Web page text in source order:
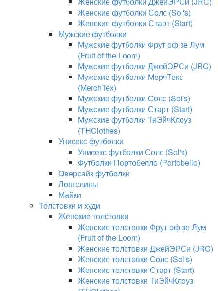
Женские футболки Солс (Sol's)
Женские футболки Старт (Start)
Мужские футболки
Мужские футболки Фрут оф зе Лум
(Fruit of the Loom)
Мужские футболки ДжейЭРСи (JRC)
Мужские футболки МерчТекс
(MerchTex)
Мужские футболки Солс (Sol's)
Мужские футболки Старт (Start)
Мужские футболки ТиЭйчКлоуз
(THClothes)
Унисекс футболки
Унисекс футболки Солс (Sol's)
Футболки Портобелло (Portobello)
Оверсайз футболки
Лонгсливы
Майки
Толстовки и худи
Женские толстовки
Женские толстовки Фрут оф зе Лум
(Fruit of the Loom)
Женские толстовки ДжейЭРСи (JRC)
Женские толстовки Солс (Sol's)
Женские толстовки Старт (Start)
Женские толстовки ТиЭйчКлоуз